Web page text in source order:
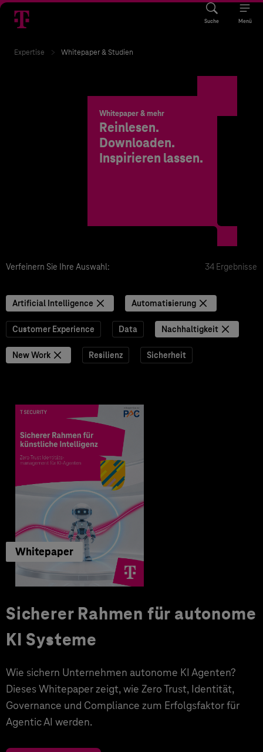
Suche Menü
Expertise Whitepaper & Studien
Whitepaper & mehr
Reinlesen.
Downloaden.
Inspirieren lassen.
Verfeinern Sie Ihre Auswahl: 34 Ergebnisse
Artificial Intelligence Automatisierung
Customer Experience Data Nachhaltigkeit
New Work Resilienz Sicherheit
Whitepaper
Sicherer Rahmen für autonome
KI Systeme
Wie sichern Unternehmen autonome KI Agenten?
Dieses Whitepaper zeigt, wie Zero Trust, Identität,
Governance und Compliance zum Erfolgsfaktor für
Agentic AI werden.